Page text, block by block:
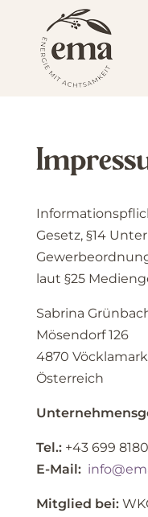
Gesetz, §14
laut §25
Sabrina
Mösendorf 126
4870
Österreich
Tel.:+43 699
E-Mail:
Mitglied bei: